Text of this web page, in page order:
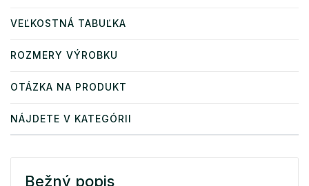
VEĽKOSTNÁ TABUĽKA
ROZMERY VÝROBKU
OTÁZKA NA PRODUKT
NÁJDETE V KATEGÓRII
Bežný popis